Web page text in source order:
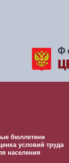
бюллетени
условий труда
населения